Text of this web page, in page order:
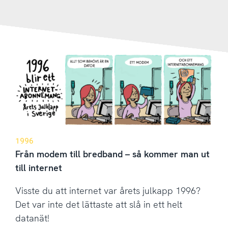
1996
Från modem till bredband – så kommer man ut
till internet
Visste du att internet var årets julkapp 1996?
Det var inte det lättaste att slå in ett helt
datanät!